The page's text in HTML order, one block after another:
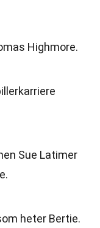
Highmore.
Sue Latimer
heter Bertie.